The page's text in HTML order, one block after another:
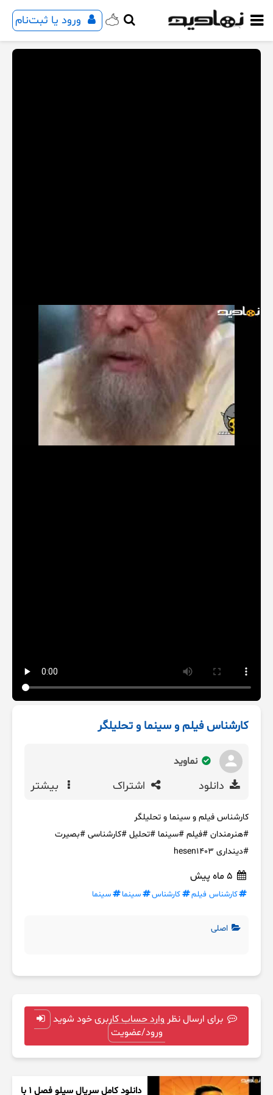
ورود یا ثبت‌نام
کارشناس فیلم و سینما و تحلیلگر
نماوید
دانلود اشتراک بیشتر
کارشناس فیلم و سینما و تحلیلگر
#هنرمندان #فیلم #سینما #تحلیل #کارشناسی #بصیرت
#دینداری hesen1403
کارشناس فیلم کارشناس سینما سینما
اصلی
برای ارسال نظر وارد حساب کاربری خود شوید
ورود/عضویت
دانلود کامل سریال سیلو فصل ۱ با